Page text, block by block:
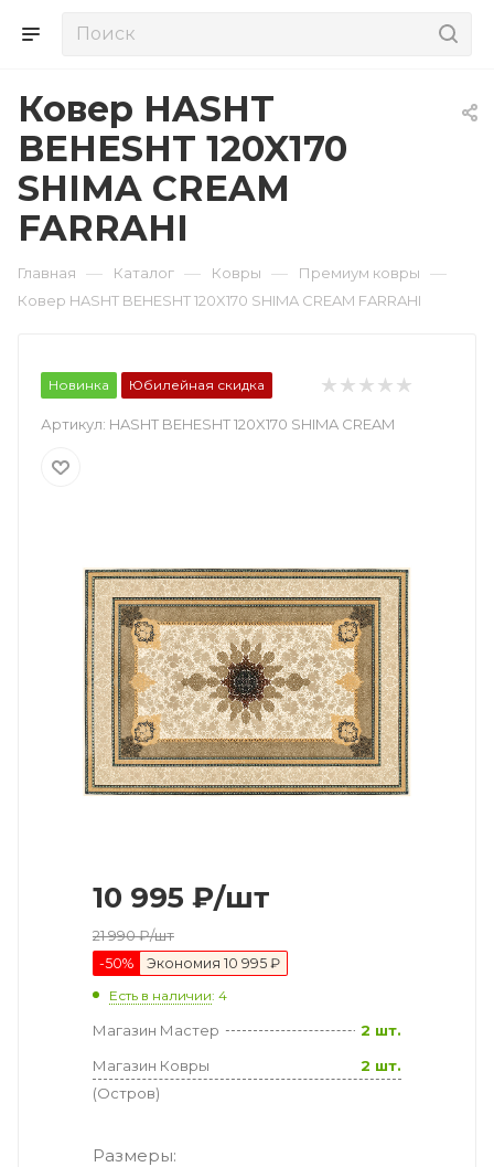
Ковер HASHT
BEHESHT 120X170
SHIMA CREAM
FARRAHI
Главная — Каталог — Ковры — Премиум ковры —
Ковер HASHT BEHESHT 120X170 SHIMA CREAM FARRAHI
Новинка Юбилейная скидка
Артикул: HASHT BEHESHT 120X170 SHIMA CREAM
10 995 ₽/шт
21 990₽/шт
-50% Экономия 10 995 ₽
Есть в наличии: 4
Магазин Мастер
2 шт.
Магазин Ковры
(Остров)
2 шт.
Размеры: